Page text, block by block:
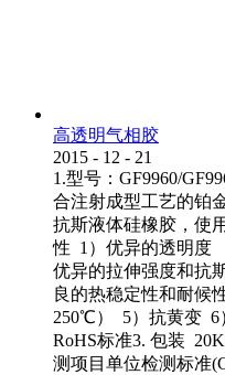
高透明气相胶
2015 - 12 - 21
1.型号：GF9960/
合注射成型工艺的铂
抗斯液体硅橡胶，使
性 1）优
优异的拉伸强度和抗
良的热稳定性和耐候
250℃） 5）抗黄变 6
RoHS标准3. 包装
测项目单位检测标准